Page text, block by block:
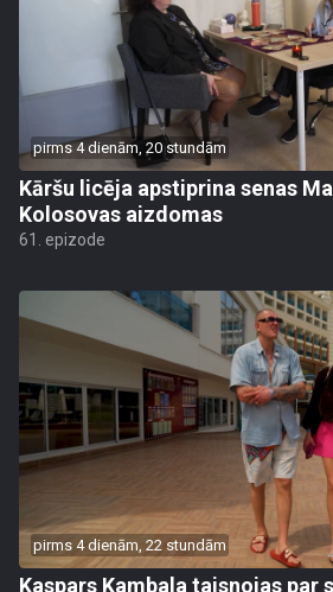
pirms 4 dienām, 20 stundām
Kāršu licēja apstiprina senas
Kolosovas aizdomas
61. epizode
pirms 4 dienām, 22 stundām
Kaspars Kambala taisnojas par